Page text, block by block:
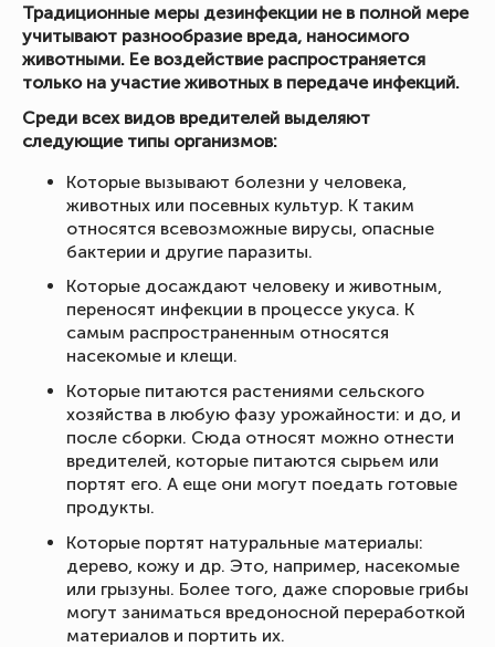
Традиционные меры дезинфекции не в полной мере
учитывают разнообразие вреда, наносимого
животными. Ее воздействие распространяется
только на участие животных в передаче инфекций.
Среди всех видов вредителей выделяют
следующие типы организмов:
Которые вызывают болезни у человека,
животных или посевных культур. К таким
относятся всевозможные вирусы, опасные
бактерии и другие паразиты.
Которые досаждают человеку и животным,
переносят инфекции в процессе укуса. К
самым распространенным относятся
насекомые и клещи.
Которые питаются растениями сельского
хозяйства в любую фазу урожайности: и до, и
после сборки. Сюда относят можно отнести
вредителей, которые питаются сырьем или
портят его. А еще они могут поедать готовые
продукты.
Которые портят натуральные материалы:
дерево, кожу и др. Это, например, насекомые
или грызуны. Более того, даже споровые грибы
могут заниматься вредоносной переработкой
материалов и портить их.